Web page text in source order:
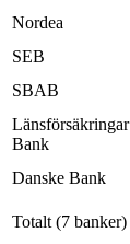
Nordea
SEB
SBAB
Länsförsäkringar
Bank
Danske Bank
Totalt (7 banker)